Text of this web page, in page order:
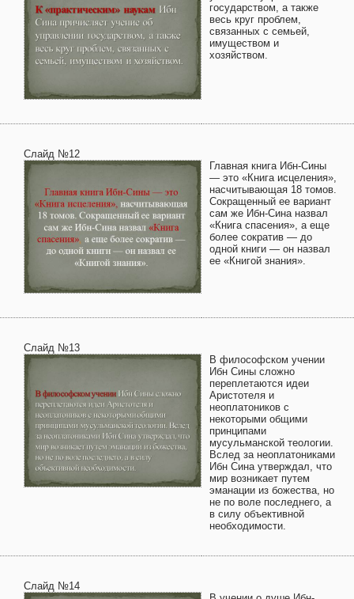
государством, а также
весь круг проблем,
связанных с семьей,
имуществом и
хозяйством.
Слайд №12
Главная книга Ибн-Сины
— это «Книга исцеления»,
насчитывающая 18 томов.
Сокращенный ее вариант
сам же Ибн-Сина назвал
«Книга спасения», а еще
более сократив — до
одной книги — он назвал
ее «Книгой знания».
Слайд №13
В философском учении
Ибн Сины сложно
переплетаются идеи
Аристотеля и
неоплатоников с
некоторыми общими
принципами
мусульманской теологии.
Вслед за неоплатониками
Ибн Сина утверждал, что
мир возникает путем
эманации из божества, но
не по воле последнего, а
в силу объективной
необходимости.
Слайд №14